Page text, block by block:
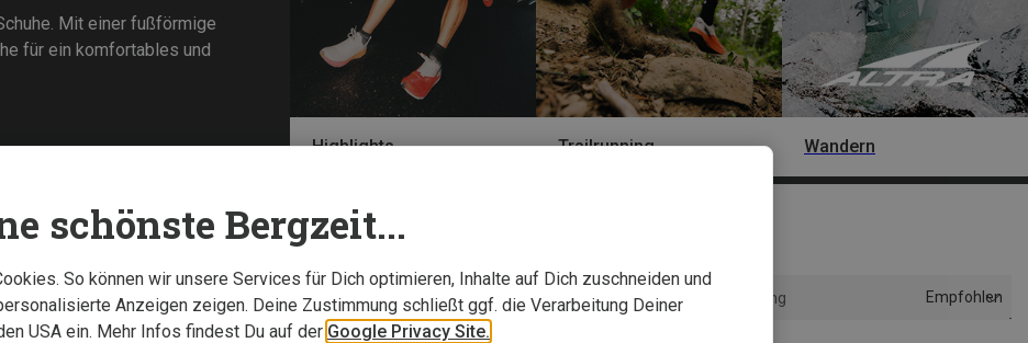
Mit einer fußförmige
für ein komfortables und
Highlights Trailrunning Wandern
Sortierung Empfohlen
schönste Bergzeit...
So können wir unsere Services für Dich optimieren, Inhalte auf Dich zuschneiden und
Anzeigen zeigen. Deine Zustimmung schließt ggf. die Verarbeitung Deiner
USA ein. Mehr Infos findest Du auf der Google Privacy Site.